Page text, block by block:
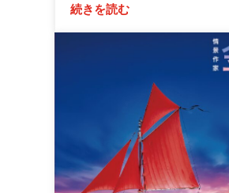
続きを読む